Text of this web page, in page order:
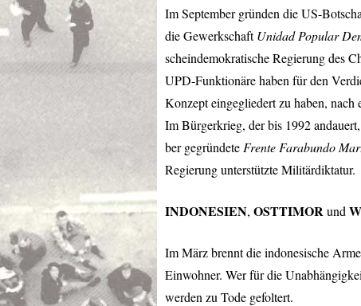
Im September gründen die US-
die GewerkschaftUnidad Popular
scheindemokratische Regierung des
UPD-Funktionäre haben für den
Konzept eingegliedert zu haben,
Im Bürgerkrieg, der bis 1992
ber gegründete Frente Farabundo
Regierung unterstützte Militärdiktatur.
INDONESIEN, OSTTIMORund
Im März brennt die indonesische
Einwohner. Wer für die
werden zu Tode gefoltert.